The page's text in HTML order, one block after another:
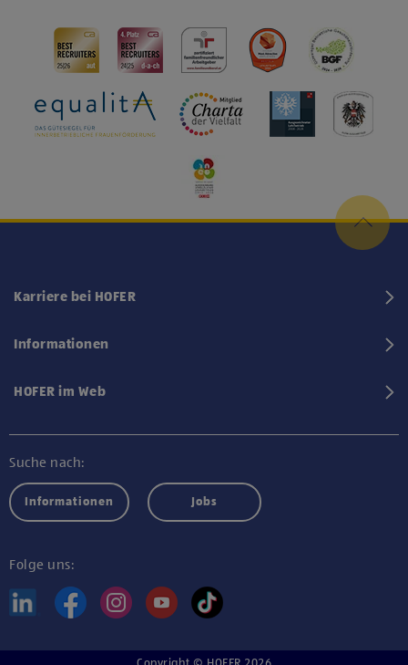
Karriere bei HOFER
Informationen
HOFER im Web
Suche nach:
Informationen Jobs
Folge uns: